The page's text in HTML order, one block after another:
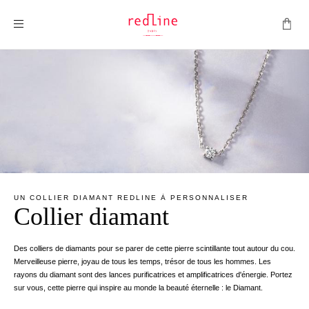
UN COLLIER DIAMANT REDLINE À PERSONNALISER
Collier diamant
Des colliers de diamants pour se parer de cette pierre scintillante tout autour du cou.
Merveilleuse pierre, joyau de tous les temps, trésor de tous les hommes. Les
rayons du diamant sont des lances purificatrices et amplificatrices d'énergie. Portez
sur vous, cette pierre qui inspire au monde la beauté éternelle : le Diamant.